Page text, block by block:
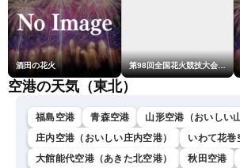
酒田の花火 第98回全国花火競技大会「大曲の花火」
空港の天気（東北）
福島空港 青森空港
山形空港（おいしい
庄内空港（おいしい庄内空港）
いわて花巻
大館能代空港（あきた北空港）
秋田空港